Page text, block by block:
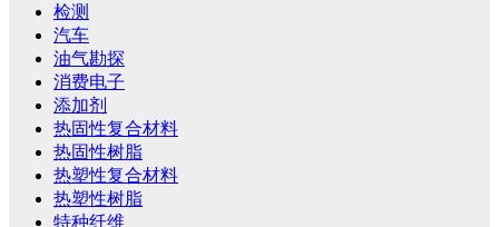
检测
汽车
油气勘探
消费电子
添加剂
热固性复合材料
热固性树脂
热塑性复合材料
热塑性树脂
特种纤维